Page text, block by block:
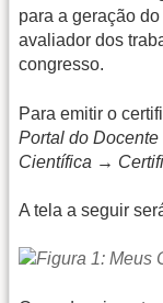
para a geração
avaliador dos
congresso.
Para emitir o
Portal do
Científica →
A tela a seguir